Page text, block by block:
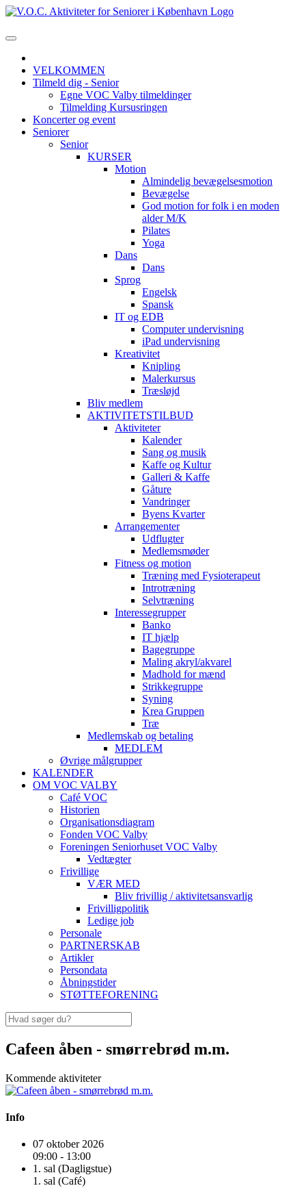
VELKOMMEN
Tilmeld dig - Senior
Egne VOC Valby tilmeldinger
Tilmelding Kursusringen
Koncerter og event
Seniorer
Senior
KURSER
Motion
Almindelig bevægelsesmotion
Bevægelse
God motion for folk i en moden
alder M/K
Pilates
Yoga
Dans
Dans
Sprog
Engelsk
Spansk
IT og EDB
Computer undervisning
iPad undervisning
Kreativitet
Knipling
Malerkursus
Træsløjd
Bliv medlem
AKTIVITETSTILBUD
Aktiviteter
Kalender
Sang og musik
Kaffe og Kultur
Galleri & Kaffe
Gåture
Vandringer
Byens Kvarter
Arrangementer
Udflugter
Medlemsmøder
Fitness og motion
Træning med Fysioterapeut
Introtræning
Selvtræning
Interessegrupper
Banko
IT hjælp
Bagegruppe
Maling akryl/akvarel
Madhold for mænd
Strikkegruppe
Syning
Krea Gruppen
Træ
Medlemskab og betaling
MEDLEM
Øvrige målgrupper
KALENDER
OM VOC VALBY
Café VOC
Historien
Organisationsdiagram
Fonden VOC Valby
Foreningen Seniorhuset VOC Valby
Vedtægter
Frivillige
VÆR MED
Bliv frivillig / aktivitetsansvarlig
Frivilligpolitik
Ledige job
Personale
PARTNERSKAB
Artikler
Persondata
Åbningstider
STØTTEFORENING
Cafeen åben - smørrebrød m.m.
Kommende aktiviteter
Info
07 oktober 2026
09:00 - 13:00
1. sal (Dagligstue)
1. sal (Café)